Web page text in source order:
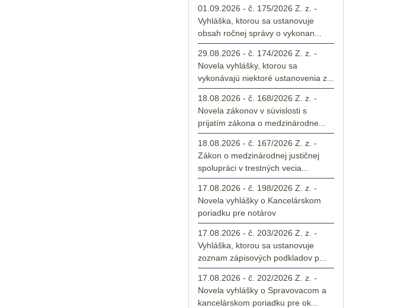
01.09.2026 - č. 175/2026 Z. z. -
Vyhláška, ktorou sa ustanovuje
obsah ročnej správy o vykonan...
29.08.2026 - č. 174/2026 Z. z. -
Novela vyhlášky, ktorou sa
vykonávajú niektoré ustanovenia z...
18.08.2026 - č. 168/2026 Z. z. -
Novela zákonov v súvislosti s
prijatím zákona o medzinárodne...
18.08.2026 - č. 167/2026 Z. z. -
Zákon o medzinárodnej justičnej
spolupráci v trestných vecia...
17.08.2026 - č. 198/2026 Z. z. -
Novela vyhlášky o Kancelárskom
poriadku pre notárov
17.08.2026 - č. 203/2026 Z. z. -
Vyhláška, ktorou sa ustanovuje
zoznam zápisových podkladov p...
17.08.2026 - č. 202/2026 Z. z. -
Novela vyhlášky o Spravovacom a
kancelárskom poriadku pre ok...